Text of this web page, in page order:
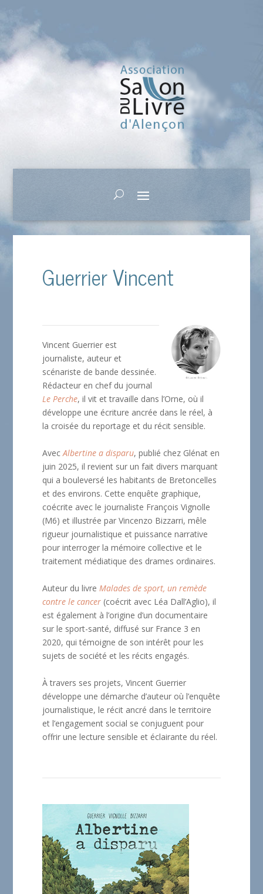
Guerrier Vincent
Vincent Guerrier est
journaliste, auteur et
scénariste de bande dessinée.
Rédacteur en chef du journal
Le Perche, il vit et travaille dans l’Orne, où il
développe une écriture ancrée dans le réel, à
la croisée du reportage et du récit sensible.
AvecAlbertine a disparu, publié chez Glénat en
juin 2025, il revient sur un fait divers marquant
qui a bouleversé les habitants de Bretoncelles
et des environs. Cette enquête graphique,
coécrite avec le journaliste François Vignolle
(M6) et illustrée par Vincenzo Bizzarri, mêle
rigueur journalistique et puissance narrative
pour interroger la mémoire collective et le
traitement médiatique des drames ordinaires.
Auteur du livreMalades de sport, un remède
contre le cancer (coécrit avec Léa Dall’Aglio), il
est également à l’origine d’un documentaire
sur le sport-santé, diffusé sur France 3 en
2020, qui témoigne de son intérêt pour les
sujets de société et les récits engagés.
À travers ses projets, Vincent Guerrier
développe une démarche d’auteur où l’enquête
journalistique, le récit ancré dans le territoire
et l’engagement social se conjuguent pour
offrir une lecture sensible et éclairante du réel.